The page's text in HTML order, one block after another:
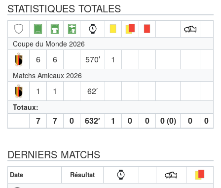
STATISTIQUES TOTALES
Coupe du Monde 2026
6 6 570′ 1
Matchs Amicaux 2026
1 1 62′
Totaux:
7 7 0 632′ 1 0 0 0 (0) 0 0
DERNIERS MATCHS
Date Résultat